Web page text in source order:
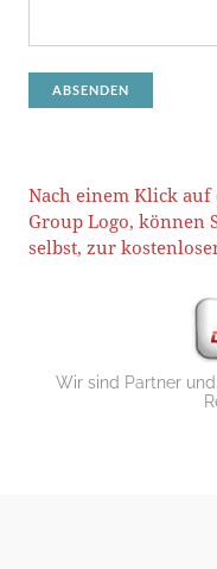
ABSENDEN
Nach einem Klick auf
Group Logo, können
selbst, zur
Wir sind Partner